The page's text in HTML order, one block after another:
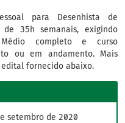
para Desenhista de
35h semanais, exigindo
completo e curso
ou em andamento. Mais
fornecido abaixo.
setembro de 2020